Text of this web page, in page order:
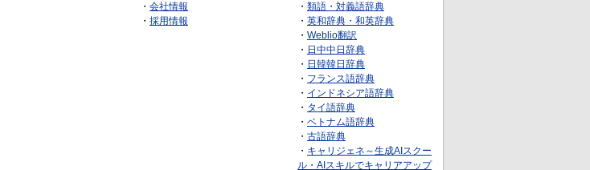
・ 会社情報
・ 採用情報
・ 類語・対義語辞典
・ 英和辞典・和英辞典
・ Weblio翻訳
・ 日中中日辞典
・ 日韓韓日辞典
・ フランス語辞典
・ インドネシア語辞典
・ タイ語辞典
・ ベトナム語辞典
・ 古語辞典
・ キャリジェネ～生成AIスクー
ル・AIスキルでキャリアアップ